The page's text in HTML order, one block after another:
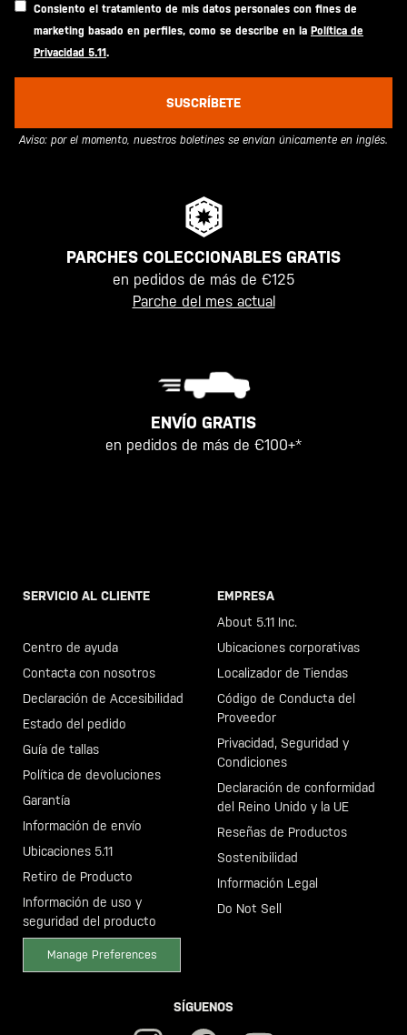
Consiento el tratamiento de mis datos personales con fines de
marketing basado en perfiles, como se describe en la Política de
Privacidad 5.11.
SUSCRÍBETE
Aviso: por el momento, nuestros boletines se envían únicamente en inglés.
PARCHES COLECCIONABLES GRATIS
en pedidos de más de €125
Parche del mes actual
ENVÍO GRATIS
en pedidos de más de €100+*
SERVICIO AL CLIENTE
Centro de ayuda
Contacta con nosotros
Declaración de Accesibilidad
Estado del pedido
Guía de tallas
Política de devoluciones
Garantía
Información de envío
Ubicaciones 5.11
Retiro de Producto
Información de uso y
seguridad del producto
Manage Preferences
EMPRESA
About 5.11 Inc.
Ubicaciones corporativas
Localizador de Tiendas
Código de Conducta del
Proveedor
Privacidad, Seguridad y
Condiciones
Declaración de conformidad
del Reino Unido y la UE
Reseñas de Productos
Sostenibilidad
Información Legal
Do Not Sell
SÍGUENOS